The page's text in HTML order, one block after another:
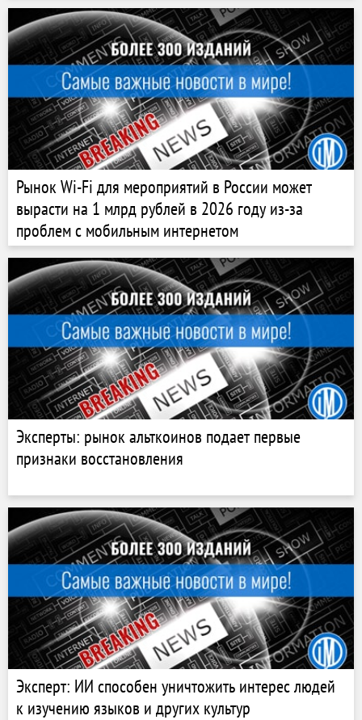
Рынок Wi-Fi для мероприятий в России может
вырасти на 1 млрд рублей в 2026 году из-за
проблем с мобильным интернетом
Эксперты: рынок альткоинов подает первые
признаки восстановления
Эксперт: ИИ способен уничтожить интерес людей
к изучению языков и других культур